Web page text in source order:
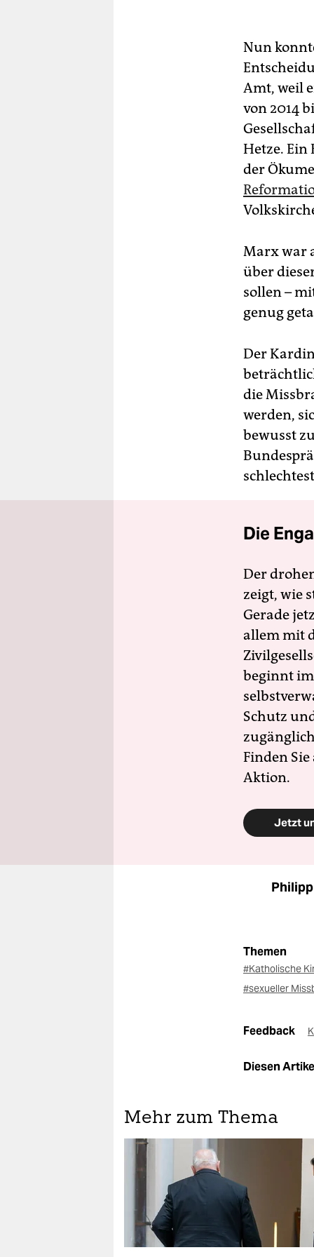
Nun
Amt, weil
von 2014
Hetze.
der
Marx war
über
sollen –
genug
Der
die
werden,
bewusst
Die
Der
zeigt, wie
Gerade
allem mit
beginnt
Schutz
Finden
Aktion.
Jetzt
Themen
#Katholische
#sexueller
Feedback
Diesen
Mehr zum Thema